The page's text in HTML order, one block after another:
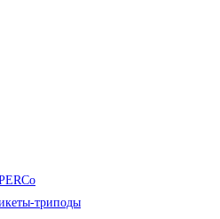
триподы